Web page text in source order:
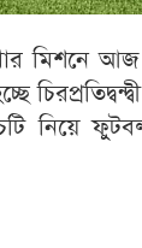
মিশনে আজ
নিয়ে